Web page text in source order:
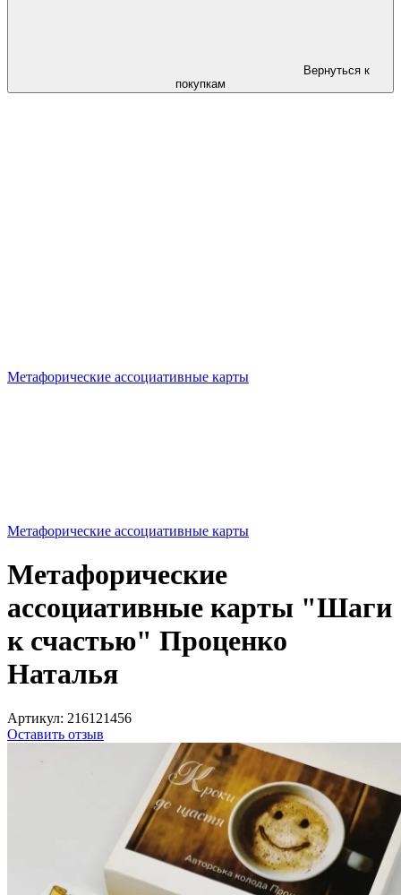
Вернуться к
покупкам
Метафорические ассоциативные карты
Метафорические ассоциативные карты
Метафорические
ассоциативные карты "Шаги
к счастью" Проценко
Наталья
Артикул: 216121456
Оставить отзыв